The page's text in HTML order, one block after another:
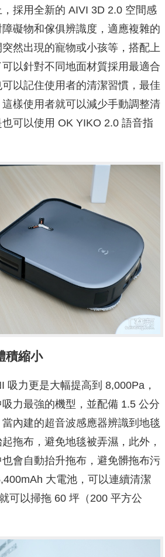
採用全新的 AIVI 3D 2.0 空間感
礙物和傢俱辨識度，適應複雜的
然出現的寵物或小孩等，搭配上
以針對不同地面材質採用最適合
以記住使用者的清潔習慣，最佳
樣使用者就可以減少手動調整清
可以使用 OK YIKO 2.0 語音指
積縮小
吸力更是大幅提高到 8,000Pa，
力最強的機型，並配備 1.5 公分
內建的超音波感應器辨識到地毯
拖布，避免地毯被弄濕，此外，
會自動抬升拖布，避免髒拖布污
大電池，可以連續清潔
可以掃拖 60 坪（200 平方公